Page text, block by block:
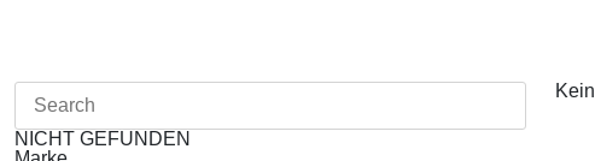
NICHT GEFUNDEN